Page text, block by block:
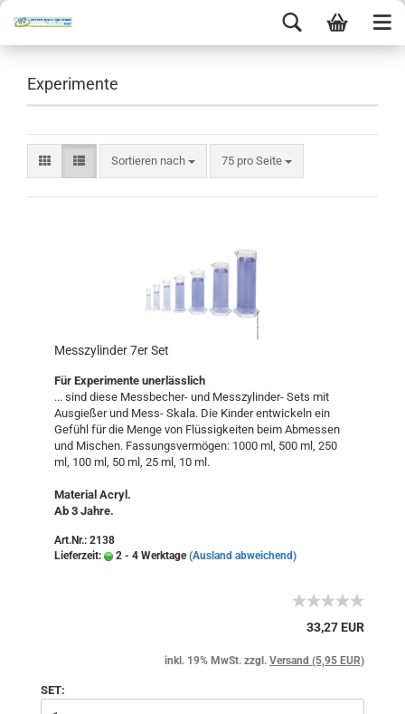
Experimente
Sortieren nach 75 pro Seite
Messzylinder 7er Set
Für Experimente unerlässlich
... sind diese Messbecher- und Messzylinder- Sets mit
Ausgießer und Mess- Skala. Die Kinder entwickeln ein
Gefühl für die Menge von Flüssigkeiten beim Abmessen
und Mischen. Fassungsvermögen: 1000 ml, 500 ml, 250
ml, 100 ml, 50 ml, 25 ml, 10 ml.
Material Acryl.
Ab 3 Jahre.
Art.Nr.: 2138
Lieferzeit:
2 - 4 Werktage (Ausland abweichend)
33,27 EUR
inkl. 19% MwSt. zzgl. Versand (5,95 EUR)
SET: